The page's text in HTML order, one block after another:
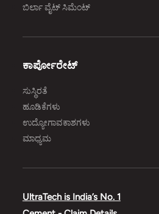
ಬಿರ್ಲಾ ವೈಟ್‌ ಸಿಮೆಂಟ್‌
ಕಾರ್ಪೋರೇಟ್‌
ಸುಸ್ಥಿರತೆ
ಹೂಡಿಕೆಗಳು
ಉದ್ಯೋಗಾವಕಾಶಗಳು
ಮಾಧ್ಯಮ
UltraTech is India’s No. 1